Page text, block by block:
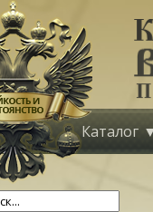
Каталог